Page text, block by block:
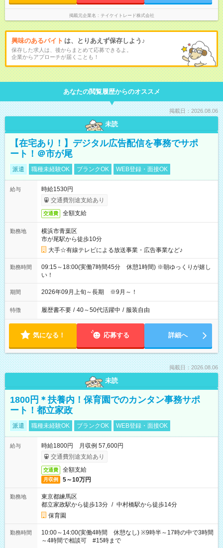
掲載元企業名 テイケイトレード株式会社
興味のあるバイト は、とりあえず保存しよう♪
保存した求人は、後からまとめて応募できるよ。
企業からアプローチが届くことも！
あなたの閲覧履歴からのオススメ
掲載日：2026.08.06
未読
【在宅あり！】デジタル広告配信を事務でサポ
ート！＠市が尾
派遣 職種未経験OK ブランクOK WEB登録・面接OK
給与
時給1530円
交通費別途支給あり
交通費 全額支給
勤務地
横浜市青葉区
市が尾駅から徒歩10分
大手☆有線テレビによる放送事業・広告事業など♪
勤務時間
09:15～18:00(実働7時間45分 休憩1時間) ※朝ゆっくりが嬉し
い！
期間 2026年09月上旬～長期 ※9月～！
特徴 履歴書不要 / 40～50代活躍中 / 服装自由
気になる！ 応募する 詳細へ
掲載日：2026.08.06
未読
1800円＊扶養内！保育園でのカンタン事務サポ
ート！都立家政
派遣 職種未経験OK ブランクOK WEB登録・面接OK
給与
時給1800円 月収例 57,600円
交通費別途支給あり
交通費 全額支給
月収例 5～10万円
勤務地
東京都練馬区
都立家政駅から徒歩13分 / 中村橋駅から徒歩14分
保育園
勤務時間
10:00～14:00(実働4時間 休憩なし) ※9時半～17時の中で3時間
～4時間で相談可 #15時まで